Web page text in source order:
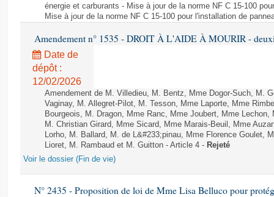
énergie et carburants - Mise à jour de la norme NF C 15-100
Mise à jour de la norme NF C 15-100 pour l'installation de
Amendement n° 1535 - DROIT À L'AIDE À MOURIR -
Date de
dépôt :
12/02/2026
Amendement de M. Villedieu, M. Bentz, Mme Dogor-Such, M.
Vaginay, M. Allegret-Pilot, M. Tesson, Mme Laporte, Mme
Bourgeois, M. Dragon, Mme Ranc, Mme Joubert, Mme
M. Christian Girard, Mme Sicard, Mme Marais-Beuil, Mme
Lorho, M. Ballard, M. de L&#233;pinau, Mme Florence Goulet,
Lioret, M. Rambaud et M. Guitton - Article 4 - Rejeté
Voir le dossier (Fin de vie)
N° 2435 - Proposition de loi de Mme Lisa Belluco pour